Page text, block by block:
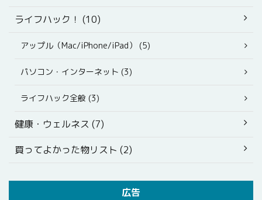
ライフハック！ (10)
アップル（Mac/iPhone/iPad） (5)
パソコン・インターネット (3)
ライフハック全般 (3)
健康・ウェルネス (7)
買ってよかった物リスト (2)
広告